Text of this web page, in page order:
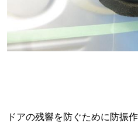
ドアの残響を防ぐために防振